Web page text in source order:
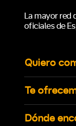
La mayor
oficiales de
Quiero
Te
Dónde